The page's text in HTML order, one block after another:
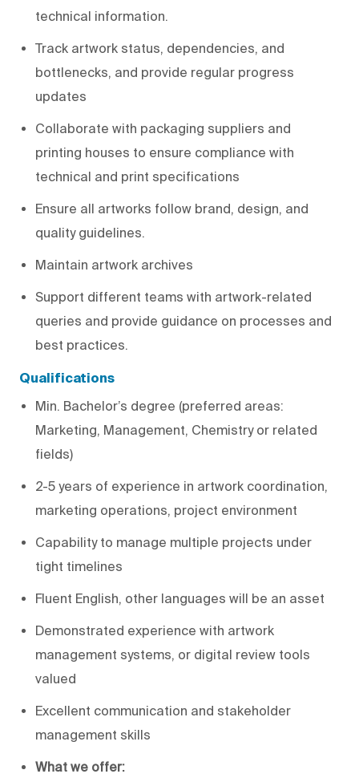
technical information.
Track artwork status, dependencies, and
bottlenecks, and provide regular progress
updates
Collaborate with packaging suppliers and
printing houses to ensure compliance with
technical and print specifications
Ensure all artworks follow brand, design, and
quality guidelines.
Maintain artwork archives
Support different teams with artwork-related
queries and provide guidance on processes and
best practices.
Qualifications
Min. Bachelor’s degree (preferred areas:
Marketing, Management, Chemistry or related
fields)
2-5 years of experience in artwork coordination,
marketing operations, project environment
Capability to manage multiple projects under
tight timelines
Fluent English, other languages will be an asset
Demonstrated experience with artwork
management systems, or digital review tools
valued
Excellent communication and stakeholder
management skills
What we offer: